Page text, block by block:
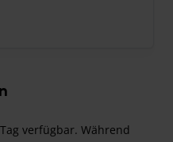
verfügbar. Während